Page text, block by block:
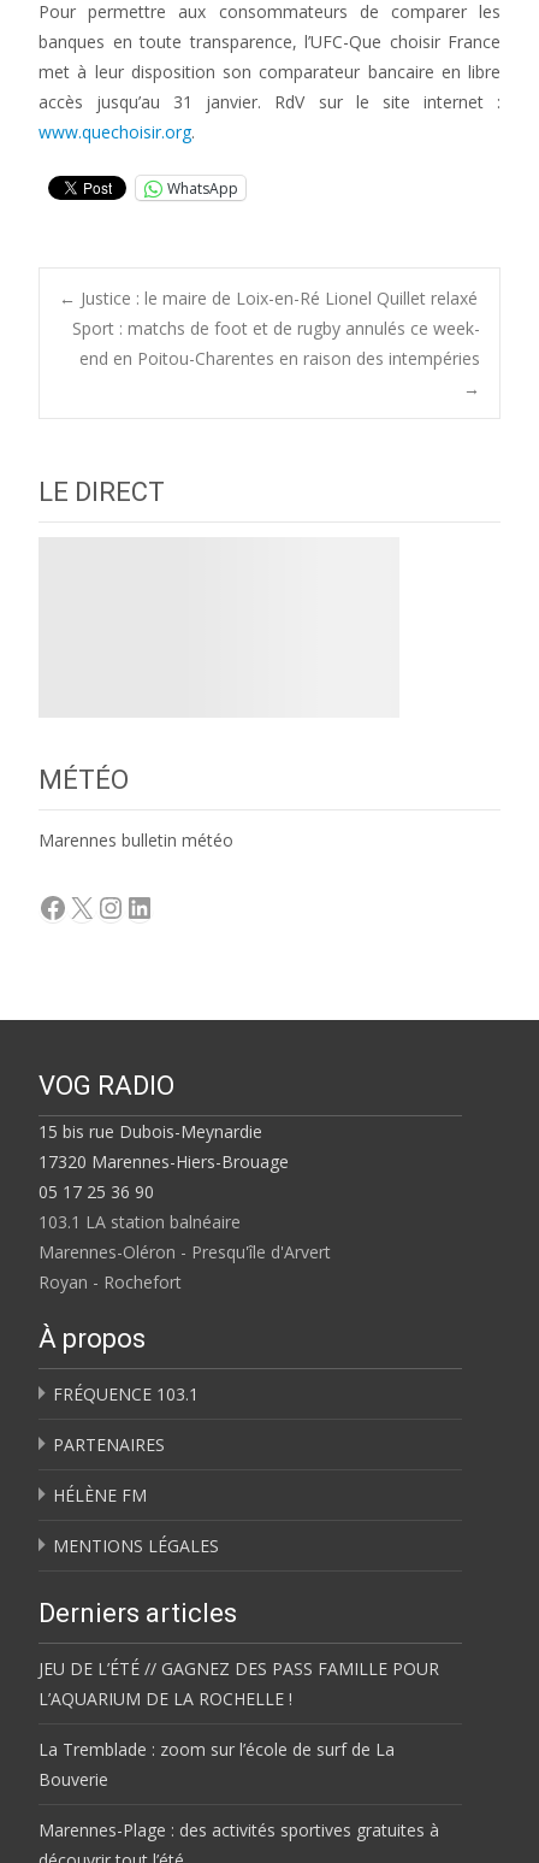
Pour permettre aux consommateurs de comparer les
banques en toute transparence, l’UFC-Que choisir France
met à leur disposition son comparateur bancaire en libre
accès jusqu’au 31 janvier. RdV sur le site internet :
www.quechoisir.org.
WhatsApp
Post
← Justice : le maire de Loix-en-Ré Lionel Quillet relaxé
Sport : matchs de foot et de rugby annulés ce week-
end en Poitou-Charentes en raison des intempéries
→
LE DIRECT
MÉTÉO
Marennes bulletin météo
Facebook
X Instagram
LinkedIn
VOG RADIO
15 bis rue Dubois-Meynardie
17320 Marennes-Hiers-Brouage
05 17 25 36 90
103.1 LA station balnéaire
Marennes-Oléron - Presqu'île d'Arvert
Royan - Rochefort
À propos
FRÉQUENCE 103.1
PARTENAIRES
HÉLÈNE FM
MENTIONS LÉGALES
Derniers articles
JEU DE L’ÉTÉ // GAGNEZ DES PASS FAMILLE POUR
L’AQUARIUM DE LA ROCHELLE !
La Tremblade : zoom sur l’école de surf de La
Bouverie
Marennes-Plage : des activités sportives gratuites à